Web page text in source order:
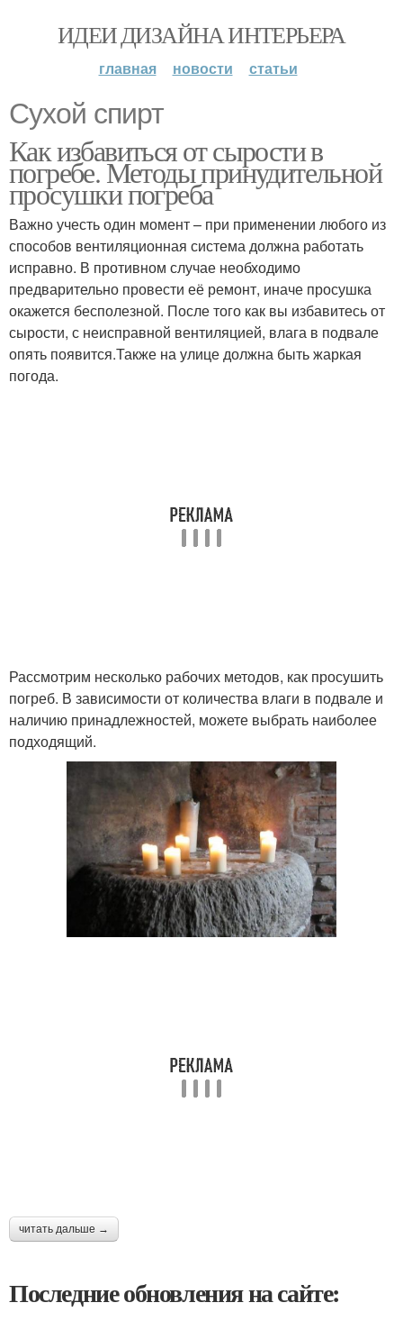
ИДЕИ ДИЗАЙНА ИНТЕРЬЕРА
главная новости статьи
Сухой спирт
Как избавиться от сырости в
погребе. Методы принудительной
просушки погреба
Важно учесть один момент – при применении любого из
способов вентиляционная система должна работать
исправно. В противном случае необходимо
предварительно провести её ремонт, иначе просушка
окажется бесполезной. После того как вы избавитесь от
сырости, с неисправной вентиляцией, влага в подвале
опять появится.Также на улице должна быть жаркая
погода.
Рассмотрим несколько рабочих методов, как просушить
погреб. В зависимости от количества влаги в подвале и
наличию принадлежностей, можете выбрать наиболее
подходящий.
читать дальше →
Последние обновления на сайте: